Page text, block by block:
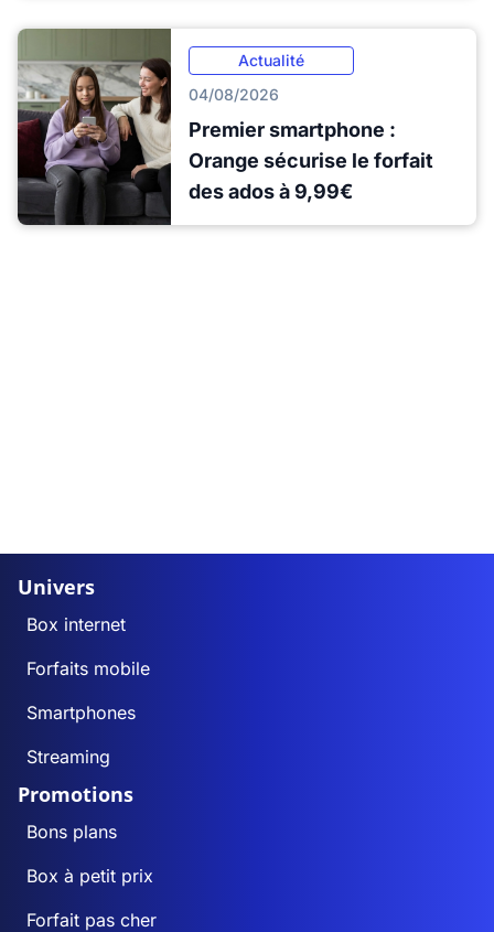
Actualité
04/08/2026
Premier smartphone :
Orange sécurise le forfait
des ados à 9,99€
Univers
Box internet
Forfaits mobile
Smartphones
Streaming
Promotions
Bons plans
Box à petit prix
Forfait pas cher